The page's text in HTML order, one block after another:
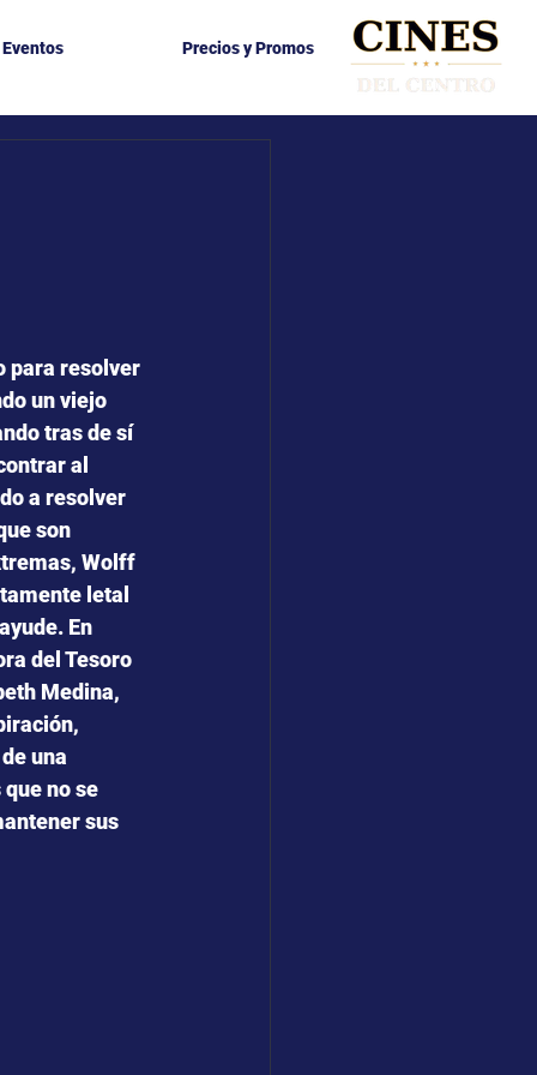
Precios y Promos
para resolver
un viejo
tras de sí
al
a resolver
son
Wolff
letal
En
del Tesoro
Medina,
una
no se
sus